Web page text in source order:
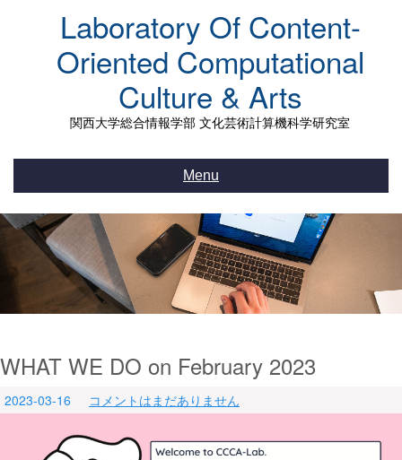
Laboratory Of Content-
Oriented Computational
Culture & Arts
関西大学総合情報学部 文化芸術計算機科学研究室
Menu
WHAT WE DO on February 2023
2023-03-16 コメントはまだありません